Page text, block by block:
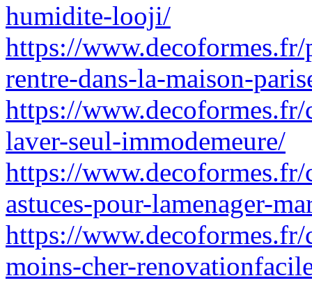
humidite-looji/
https://
rentre-dans-la-maison-
https://
laver-seul-immodemeure/
https://
astuces-pour-lamenager-
https://
moins-cher-